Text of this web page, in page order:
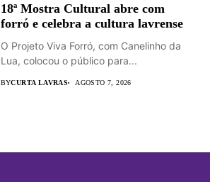
18ª Mostra Cultural abre com
forró e celebra a cultura lavrense
O Projeto Viva Forró, com Canelinho da
Lua, colocou o público para...
BYCURTA LAVRAS AGOSTO 7, 2026